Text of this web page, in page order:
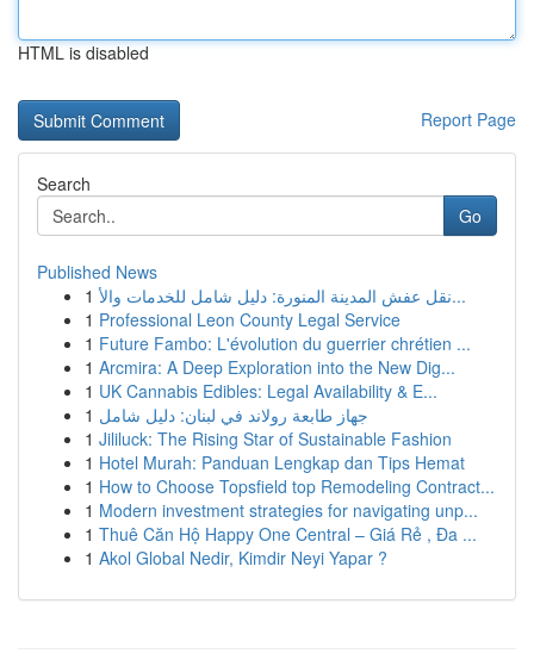
HTML is disabled
Report Page
Search
Go
Published News
1
نقل عفش المدينة المنورة: دليل شامل للخدمات والأ...
1 Professional Leon County Legal Service
1 Future Fambo: L'évolution du guerrier chrétien ...
1 Arcmira: A Deep Exploration into the New Dig...
1 UK Cannabis Edibles: Legal Availability & E...
1 جهاز طابعة رولاند في لبنان: دليل شامل
1 Jililuck: The Rising Star of Sustainable Fashion
1 Hotel Murah: Panduan Lengkap dan Tips Hemat
1 How to Choose Topsfield top Remodeling Contract...
1 Modern investment strategies for navigating unp...
1 Thuê Căn Hộ Happy One Central – Giá Rẻ , Đa ...
1 Akol Global Nedir, Kimdir Neyi Yapar ?